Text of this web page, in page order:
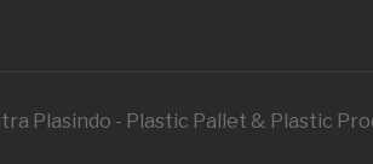
Plasindo - Plastic Pallet & Plastic